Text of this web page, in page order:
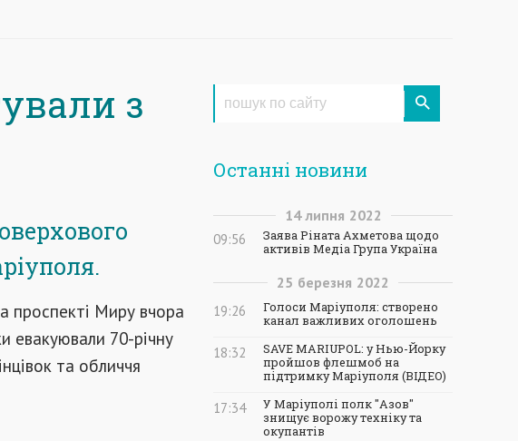
з
проспекті Миру вчора
евакуювали 70-річну
та обличчя
Останні новини
14 липня 2022
09:56
Заява Ріната Ахметова щодо
активів Медіа Група Україна
25 березня 2022
19:26
Голоси Маріуполя: створено
канал важливих оголошень
18:32
SAVE MARIUPOL: у Нью-Йорку
пройшов флешмоб на
підтримку Маріуполя (ВІДЕО)
17:34
У Маріуполі полк "Азов"
знищує ворожу техніку та
окупантів